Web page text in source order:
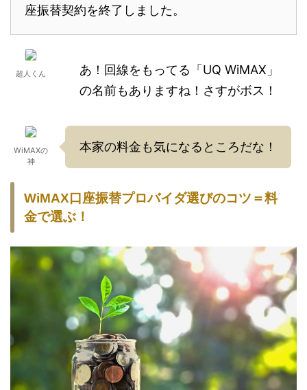
座振替契約を終了しました。
超人くん
あ！回線をもってる「UQ WiMAX」
の名前もありますね！さすがボス！
WiMAXの
神
本家の料金も気になるところだな！
WiMAX口座振替プロバイダ選びのコツ＝料
金で選ぶ！